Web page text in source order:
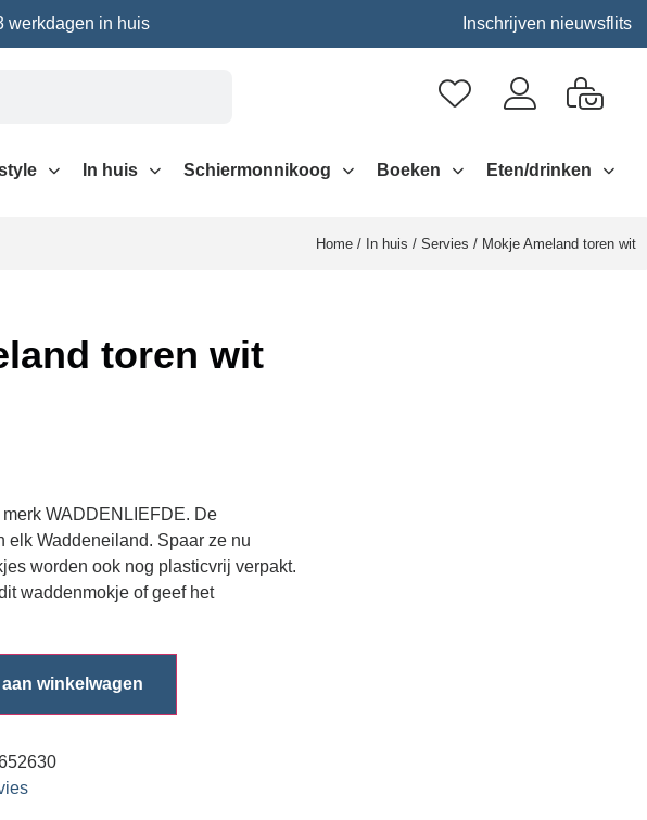
werkdagen in huis Inschrijven nieuwsflits
In huis Schiermonnikoog Boeken Eten/drinken
Home / In huis / Servies / Mokje Ameland toren wit
toren wit
WADDENLIEFDE. De
elk Waddeneiland. Spaar ze nu
worden ook nog plasticvrij verpakt.
waddenmokje of geef het
winkelwagen